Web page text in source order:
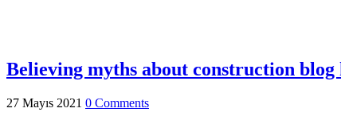
Believing myths about construction blog
27 Mayıs 2021 0 Comments